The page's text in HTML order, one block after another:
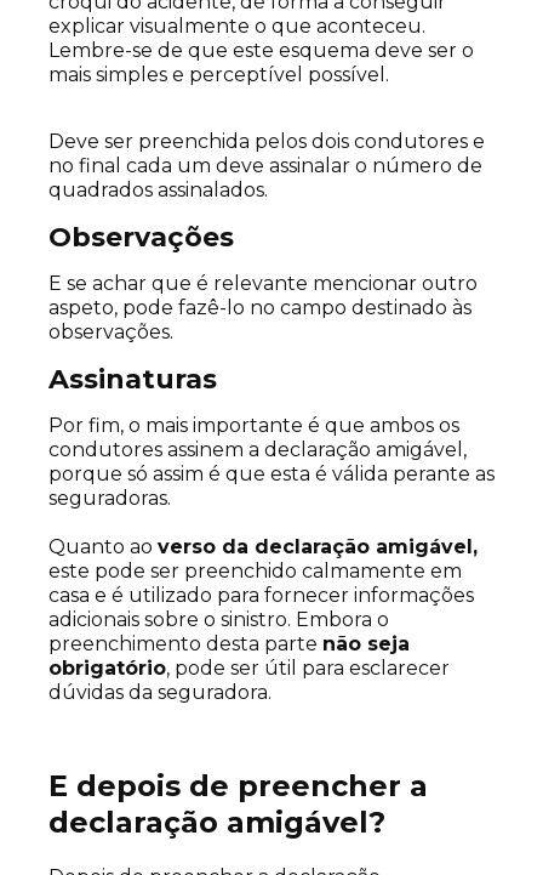
explicar visualmente o que aconteceu.
Lembre-se de que este esquema deve ser o
mais simples e perceptível possível.
Deve ser preenchida pelos dois condutores e
no final cada um deve assinalar o número de
quadrados assinalados.
Observações
E se achar que é relevante mencionar outro
aspeto, pode fazê-lo no campo destinado às
observações.
Assinaturas
Por fim, o mais importante é que ambos os
condutores assinem a declaração amigável,
porque só assim é que esta é válida perante as
seguradoras.
Quanto ao verso da declaração amigável,
este pode ser preenchido calmamente em
casa e é utilizado para fornecer informações
adicionais sobre o sinistro. Embora o
preenchimento desta parte não seja
obrigatório, pode ser útil para esclarecer
dúvidas da seguradora.
E depois de preencher a
declaração amigável?